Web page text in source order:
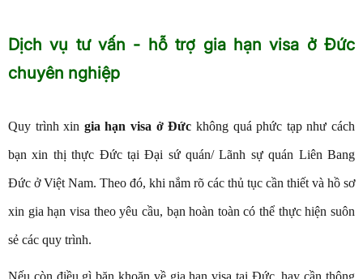
Dịch vụ tư vấn - hỗ trợ gia hạn visa ở Đức
chuyên nghiệp
Quy trình xin gia hạn visa ở Đức không quá phức tạp như cách
bạn xin thị thực Đức tại Đại sứ quán/ Lãnh sự quán Liên Bang
Đức ở Việt Nam. Theo đó, khi nắm rõ các thủ tục cần thiết và hồ sơ
xin gia hạn visa theo yêu cầu, bạn hoàn toàn có thể thực hiện suôn
sẻ các quy trình.
Nếu còn điều gì băn khoăn về gia hạn visa tại Đức, hay cần thông